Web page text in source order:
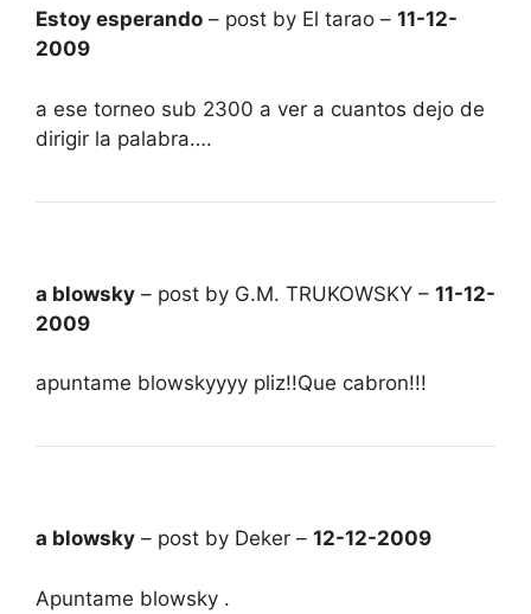
Estoy esperando – post by El tarao – 11-12-
2009
a ese torneo sub 2300 a ver a cuantos dejo de
dirigir la palabra….
a blowsky – post by G.M. TRUKOWSKY – 11-12-
2009
apuntame blowskyyyy pliz!!Que cabron!!!
a blowsky – post by Deker – 12-12-2009
Apuntame blowsky .